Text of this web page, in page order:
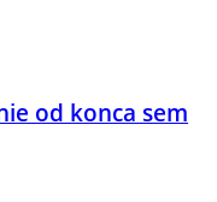
od konca sem